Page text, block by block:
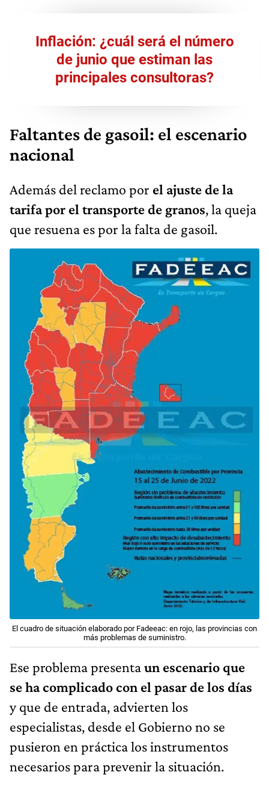
Inflación: ¿cuál será el número
de junio que estiman las
principales consultoras?
Faltantes de gasoil: el escenario
nacional
Además del reclamo por el ajuste de la
tarifa por el transporte de granos, la queja
que resuena es por la falta de gasoil.
El cuadro de situación elaborado por Fadeeac: en rojo, las provincias con
más problemas de suministro.
Ese problema presentaun escenario que
se ha complicado con el pasar de los días
y que de entrada, advierten los
especialistas, desde el Gobierno no se
pusieron en práctica los instrumentos
necesarios para prevenir la situación.